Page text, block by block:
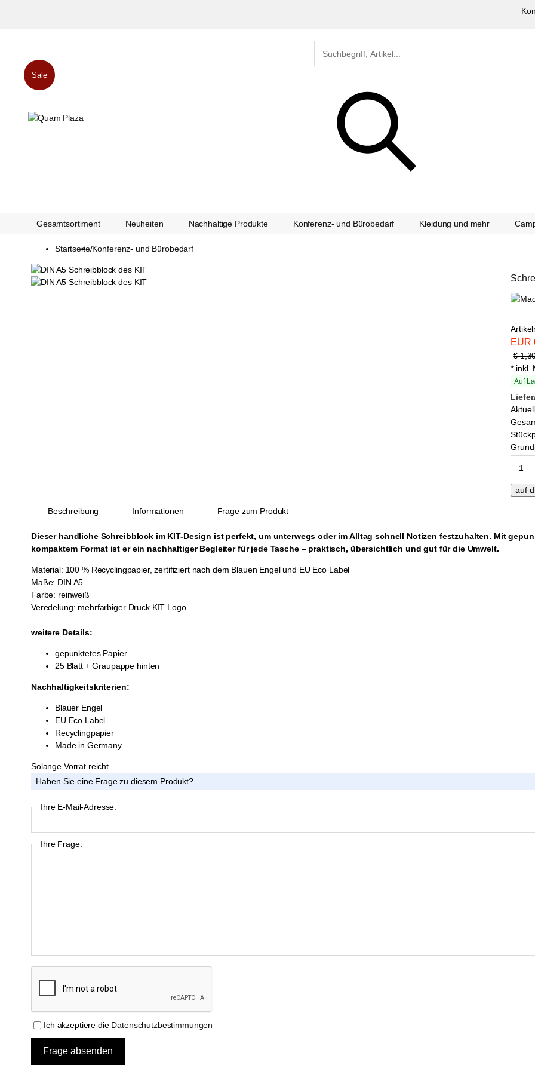
Gesamtsortiment Neuheiten Nachhaltige Produkte Konferenz- und Bürobedarf Kleidung und mehr
Startseite/Konferenz- und Bürobedarf
Sale
EUR
€
* inkl.
Auf
Beschreibung Informationen Frage zum Produkt
Dieser handliche Schreibblock im KIT-Design ist perfekt, um unterwegs oder im Alltag schnell Notizen festzuhalten. Mit
kompaktem Format ist er ein nachhaltiger Begleiter für jede Tasche – praktisch, übersichtlich und gut für die Umwelt.
Material: 100 % Recyclingpapier, zertifiziert nach dem Blauen Engel und EU Eco Label
Maße: DIN A5
Farbe: reinweiß
Veredelung: mehrfarbiger Druck KIT Logo
weitere Details:
gepunktetes Papier
25 Blatt + Graupappe hinten
Nachhaltigkeitskriterien:
Blauer Engel
EU Eco Label
Recyclingpapier
Made in Germany
Solange Vorrat reicht
Haben Sie eine Frage zu diesem Produkt?
Ihre E-Mail-Adresse:
Ihre Frage:
Ich akzeptiere die Datenschutzbestimmungen